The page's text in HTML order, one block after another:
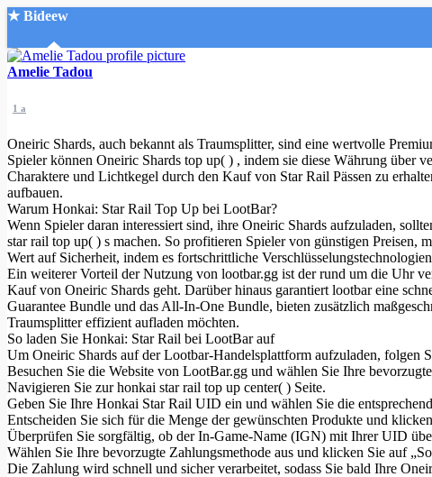
★ Bideew
Accueil
Mon compte
Connexion
Créer un compte
Mode nuit
Amelie Tadou
1 a
Oneiric Shards, auch bekannt als Traumsplitter, sind eine wertvolle
Spieler können Oneiric Shards top up( ) , indem sie diese Währung über
Charaktere und Lichtkegel durch den Kauf von Star Rail Pässen zu
aufbauen.
Warum Honkai: Star Rail Top Up bei LootBar?
Wenn Spieler daran interessiert sind, ihre Oneiric Shards aufzuladen,
star rail top up( ) s machen. So profitieren Spieler von günstigen
Wert auf Sicherheit, indem es fortschrittliche
Ein weiterer Vorteil der Nutzung von lootbar.gg ist der rund um die Uhr
Kauf von Oneiric Shards geht. Darüber hinaus garantiert lootbar eine
Guarantee Bundle und das All-In-One Bundle, bieten zusätzlich
Traumsplitter effizient aufladen möchten.
So laden Sie Honkai: Star Rail bei LootBar auf
Um Oneiric Shards auf der Lootbar-Handelsplattform aufzuladen, folgen
Besuchen Sie die Website von LootBar.gg und wählen Sie Ihre
Navigieren Sie zur honkai star rail top up center( ) Seite.
Geben Sie Ihre Honkai Star Rail UID ein und wählen Sie die
Entscheiden Sie sich für die Menge der gewünschten Produkte und
Überprüfen Sie sorgfältig, ob der In-Game-Name (IGN) mit Ihrer UID
Wählen Sie Ihre bevorzugte Zahlungsmethode aus und klicken Sie auf
Die Zahlung wird schnell und sicher verarbeitet, sodass Sie bald Ihre